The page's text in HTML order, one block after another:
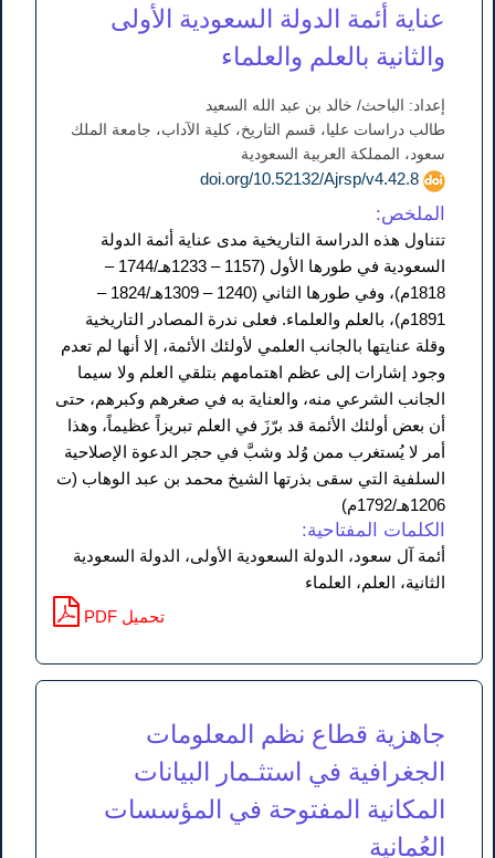
عناية أئمة الدولة السعودية الأولى
والثانية بالعلم والعلماء
إعداد: الباحث/ خالد بن عبد الله السعيد
طالب دراسات عليا، قسم التاريخ، كلية الآداب، جامعة الملك
سعود، المملكة العربية السعودية
doi.org/10.52132/Ajrsp/v4.42.8
الملخص:
تتناول هذه الدراسة التاريخية مدى عناية أئمة الدولة
السعودية في طورها الأول (1157 – 1233هـ/1744 –
1818م)، وفي طورها الثاني (1240 – 1309هـ/1824 –
1891م)، بالعلم والعلماء. فعلى ندرة المصادر التاريخية
وقلة عنايتها بالجانب العلمي لأولئك الأئمة، إلا أنها لم تعدم
وجود إشارات إلى عظم اهتمامهم بتلقي العلم ولا سيما
الجانب الشرعي منه، والعناية به في صغرهم وكبرهم، حتى
أن بعض أولئك الأئمة قد برّزَ في العلم تبريزاً عظيماً، وهذا
أمر لا يُستغرب ممن وُلد وشبَّ في حجر الدعوة الإصلاحية
السلفية التي سقى بذرتها الشيخ محمد بن عبد الوهاب (ت
1206هـ/1792م)
الكلمات المفتاحية:
أئمة آل سعود، الدولة السعودية الأولى، الدولة السعودية
الثانية، العلم، العلماء
PDF تحميل
جاهزية قطاع نظم المعلومات
الجغرافية في استثـمار البيانات
المكانية المفتوحة في المؤسسات
العُمانية